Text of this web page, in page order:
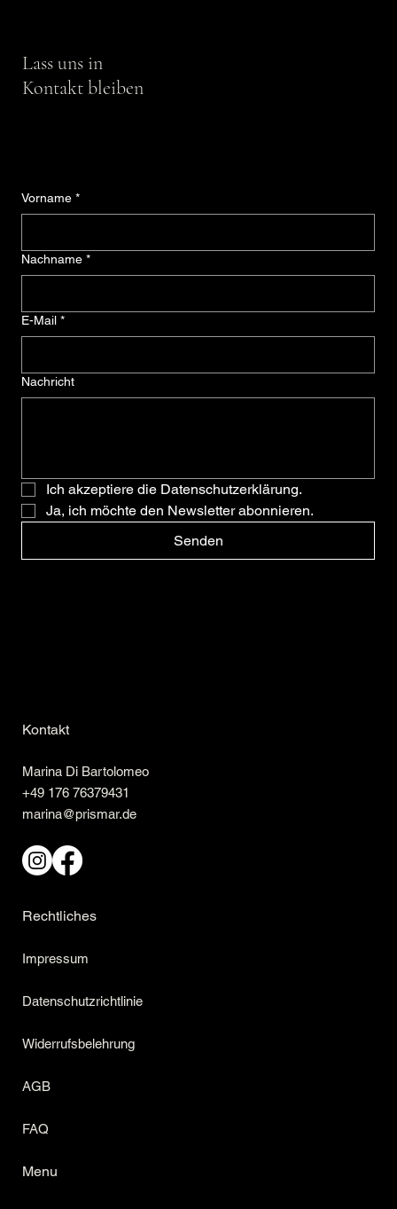
Lass uns in
Kontakt bleiben
Vorname *
Nachname *
E-Mail *
Nachricht
Ich akzeptiere die Datenschutzerklärung.
Ja, ich möchte den Newsletter abonnieren.
Senden
Kontakt
Marina Di Bartolomeo
+49 176 76379431
marina@prismar.de
Rechtliches
Impressum
Datenschutzrichtlinie
Widerrufsbelehrung
AGB
FAQ
Menu